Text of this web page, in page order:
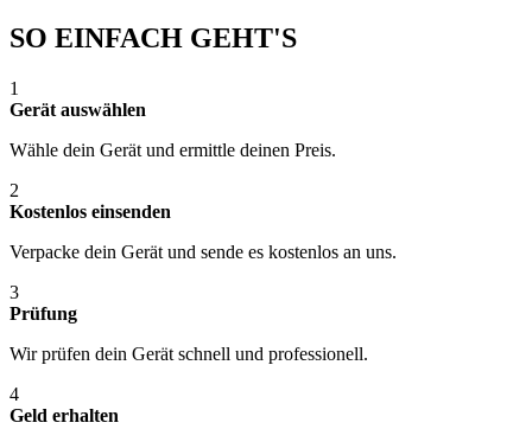
SO EINFACH GEHT'S
1
Gerät auswählen
Wähle dein Gerät und ermittle deinen Preis.
2
Kostenlos einsenden
Verpacke dein Gerät und sende es kostenlos an uns.
3
Prüfung
Wir prüfen dein Gerät schnell und professionell.
4
Geld erhalten